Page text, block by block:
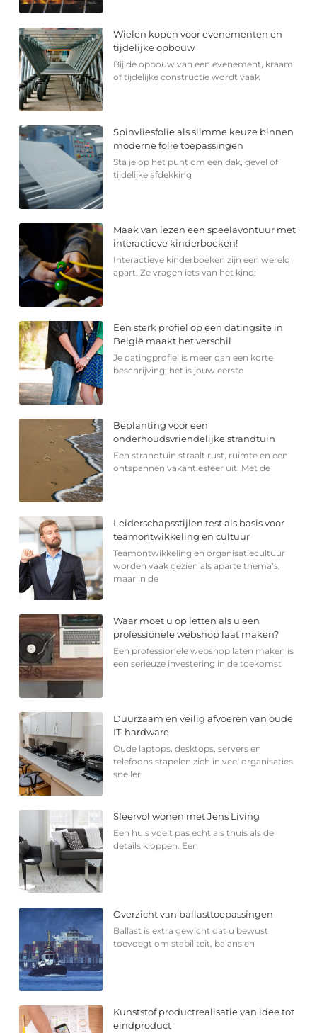
Wielen kopen voor evenementen en
tijdelijke opbouw
Bij de opbouw van een evenement, kraam
of tijdelijke constructie wordt vaak
Spinvliesfolie als slimme keuze binnen
moderne folie toepassingen
Sta je op het punt om een dak, gevel of
tijdelijke afdekking
Maak van lezen een speelavontuur met
interactieve kinderboeken!
Interactieve kinderboeken zijn een wereld
apart. Ze vragen iets van het kind:
Een sterk profiel op een datingsite in
België maakt het verschil
Je datingprofiel is meer dan een korte
beschrijving; het is jouw eerste
Beplanting voor een
onderhoudsvriendelijke strandtuin
Een strandtuin straalt rust, ruimte en een
ontspannen vakantiesfeer uit. Met de
Leiderschapsstijlen test als basis voor
teamontwikkeling en cultuur
Teamontwikkeling en organisatiecultuur
worden vaak gezien als aparte thema’s,
maar in de
Waar moet u op letten als u een
professionele webshop laat maken?
Een professionele webshop laten maken is
een serieuze investering in de toekomst
Duurzaam en veilig afvoeren van oude
IT-hardware
Oude laptops, desktops, servers en
telefoons stapelen zich in veel organisaties
sneller
Sfeervol wonen met Jens Living
Een huis voelt pas echt als thuis als de
details kloppen. Een
Overzicht van ballasttoepassingen
Ballast is extra gewicht dat u bewust
toevoegt om stabiliteit, balans en
Kunststof productrealisatie van idee tot
eindproduct